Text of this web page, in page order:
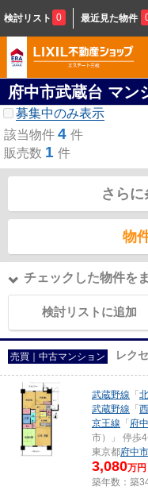
検討リスト 0 最近見た物件
府中市武蔵台 マン
募集中のみ表示
該当物件 4 件
販売数 1 件
さら
物
チェックした物件を
検討リストに追加
売買｜中古マンション レク
武蔵野線 「
武蔵野線 「
京王線 「 府中
市）」 停歩
東京都府中市
3,080万円
築年数：築